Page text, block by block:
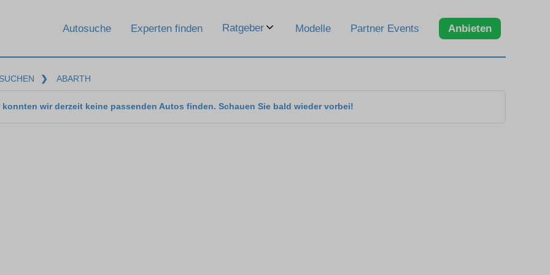
Autosuche Experten finden Ratgeber Modelle Partner Events Anbieten
❯ ABARTH
konnten wir derzeit keine passenden Autos finden. Schauen Sie bald wieder vorbei!